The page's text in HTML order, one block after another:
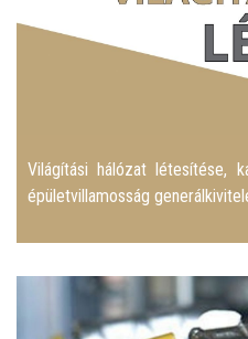
Világítási hálózat létesítése,
épületvillamosság